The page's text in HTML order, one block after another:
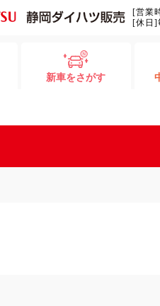
[営業
[休日]
新車をさがす